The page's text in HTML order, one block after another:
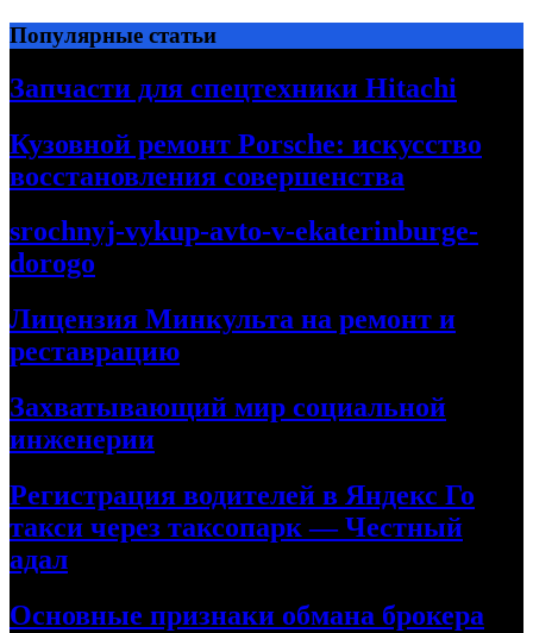
Перейти
к
содержимому
Популярные статьи
Запчасти для спецтехники Hitachi
Кузовной ремонт Porsche: искусство
восстановления совершенства
srochnyj-vykup-avto-v-ekaterinburge-
dorogo
Лицензия Минкульта на ремонт и
реставрацию
Захватывающий мир социальной
инженерии
Регистрация водителей в Яндекс Го
такси через таксопарк — Честный
адал
Основные признаки обмана брокера